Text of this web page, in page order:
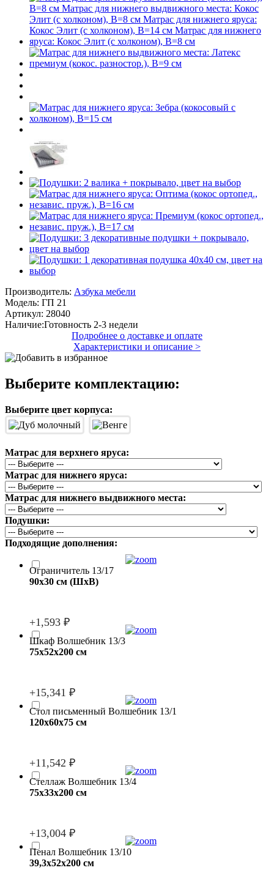
Производитель: Азбука мебели
Модель: ГП 21
Артикул: 28040
Наличие:Готовность 2-3 недели
Подробнее о доставке и оплате
Характеристики и описание >
Выберите комплектацию:
Выберите цвет корпуса:
Матрас для верхнего яруса:
Матрас для нижнего яруса:
Матрас для нижнего выдвижного места:
Подушки:
Подходящие дополнения:
Ограничитель 13/17
90x30 см (ШxВ)
+1,593 ₽
Шкаф Волшебник 13/3
75x52x200 см
+15,341 ₽
Стол письменный Волшебник 13/1
120x60x75 см
+11,542 ₽
Стеллаж Волшебник 13/4
75x33x200 см
+13,004 ₽
Пенал Волшебник 13/10
39,3x52x200 см